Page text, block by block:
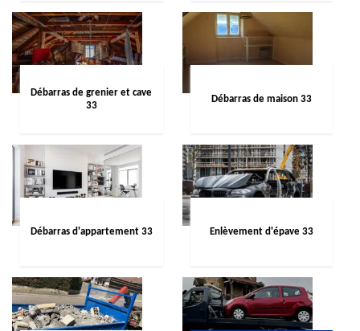
Débarras de grenier et cave
33
Débarras de maison 33
Débarras d'appartement 33 Enlèvement d'épave 33